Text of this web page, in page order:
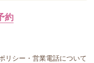
約
リシー・営業電話について